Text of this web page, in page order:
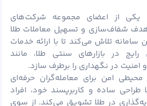
یکی از اعضای مجموعه شرکت‌های
شفاف‌سازی و تسهیل معاملات طلا
تلاش می‌کند تا با ارائه خدمات
رایج در بازارهای سنتی طلا، مانند
در نگهداری را برطرف سازد.
محیطی امن برای معامله‌گران حرفه‌ای
طراحی ساده و کاربرپسند خود، افراد
در طلا تشویق می‌کند. از سوی